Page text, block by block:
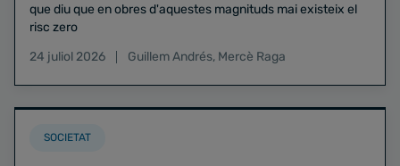
que diu que en obres d'aquestes magnituds mai existeix el
risc zero
24 juliol 2026
Guillem Andrés, Mercè Raga
SOCIETAT